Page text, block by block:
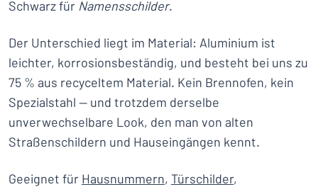
Schwarz für Namensschilder.
Der Unterschied liegt im Material: Aluminium ist
leichter, korrosionsbeständig, und besteht bei uns zu
75 % aus recyceltem Material. Kein Brennofen, kein
Spezialstahl — und trotzdem derselbe
unverwechselbare Look, den man von alten
Straßenschildern und Hauseingängen kennt.
Geeignet für Hausnummern, Türschilder,